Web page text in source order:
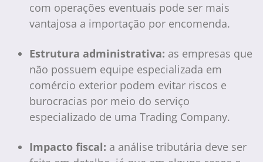
com operações eventuais pode ser mais
vantajosa a importação por encomenda.
Estrutura administrativa: as empresas que
não possuem equipe especializada em
comércio exterior podem evitar riscos e
burocracias por meio do serviço
especializado de uma Trading Company.
Impacto fiscal: a análise tributária deve ser